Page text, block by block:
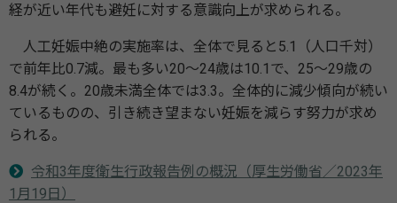
経が近い年代も避妊に対する意識向上が求められる。
人工妊娠中絶の実施率は、全体で見ると5.1（人口千対）
で前年比0.7減。最も多い20〜24歳は10.1で、25〜29歳の
8.4が続く。20歳未満全体では3.3。全体的に減少傾向が続い
ているものの、引き続き望まない妊娠を減らす努力が求め
られる。
令和3年度衛生行政報告例の概況（厚生労働省／2023年
1月19日）